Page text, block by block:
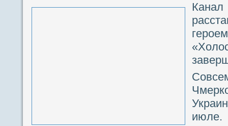
июле.